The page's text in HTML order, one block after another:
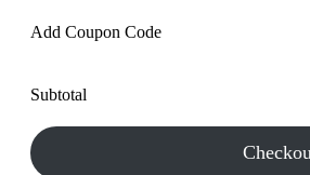
Add Coupon Code
Subtotal